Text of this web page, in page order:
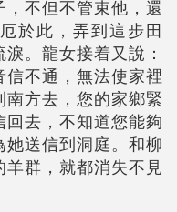
不但不管束他，還
於此，弄到這步田
。龍女接着又說：
信不通，無法使家裡
方去，您的家鄉緊
去，不知道您能夠
送信到洞庭。和柳
群，就都消失不見